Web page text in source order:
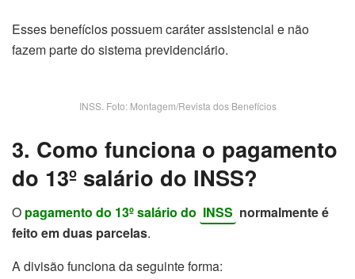
Esses benefícios possuem caráter assistencial e não
fazem parte do sistema previdenciário.
INSS. Foto: Montagem/Revista dos Benefícios
3. Como funciona o pagamento
do 13º salário do INSS?
O pagamento do 13º salário do INSS normalmente é
feito em duas parcelas.
A divisão funciona da seguinte forma: